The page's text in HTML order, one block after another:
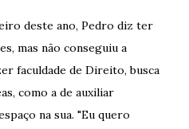
deste ano, Pedro diz ter
mas não conseguiu a
faculdade de Direito, busca
como a de auxiliar
na sua. "Eu quero